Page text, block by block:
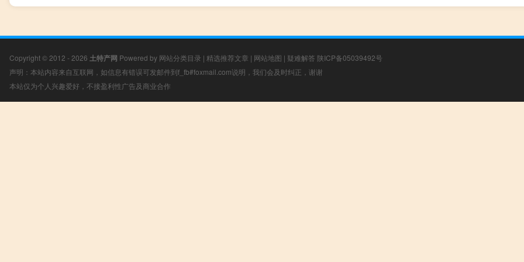
Copyright © 2012 - 2026 土特产网 Powered by 网站分类目录 | 精选推荐文章 | 网站地图 | 疑难解答 陕ICP备05039492号
声明：本站内容来自互联网，如信息有错误可发邮件到f_fb#foxmail.com说明，我们会及时纠正，谢谢
本站仅为个人兴趣爱好，不接盈利性广告及商业合作